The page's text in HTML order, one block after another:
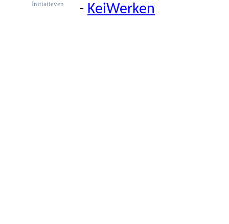
Initiatieven - KeiWerken